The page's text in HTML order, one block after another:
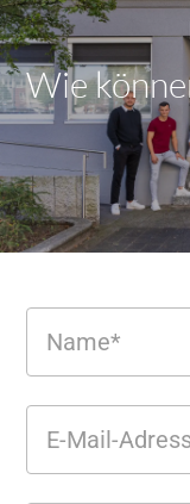
Wie